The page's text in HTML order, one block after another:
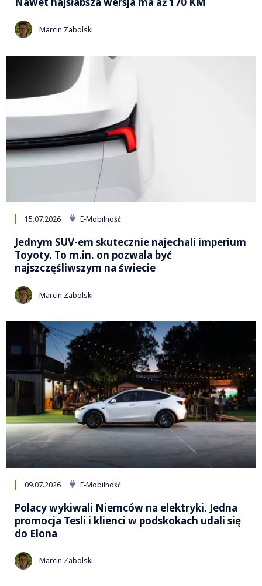
Marcin Zabolski
15.07.2026 E-Mobilność
Jednym SUV-em skutecznie najechali imperium
Toyoty. To m.in. on pozwala być
najszczęśliwszym na świecie
Marcin Zabolski
09.07.2026 E-Mobilność
Polacy wykiwali Niemców na elektryki. Jedna
promocja Tesli i klienci w podskokach udali się
do Elona
Marcin Zabolski